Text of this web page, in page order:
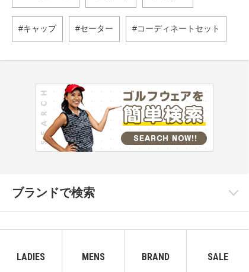
キャップ セーター コーディネートセット
ブランドで検索
LADIES MENS BRAND SALE